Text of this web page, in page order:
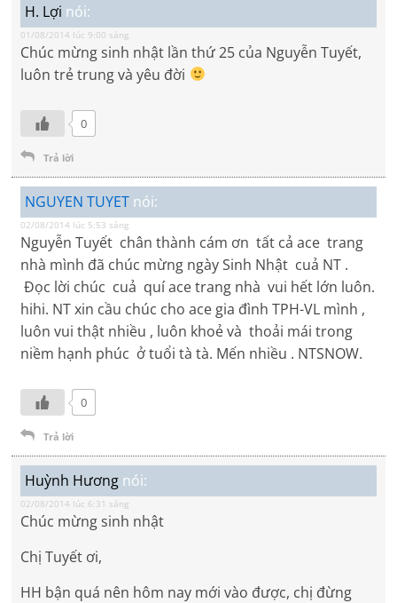
H. Lợi nói:
01/08/2014 lúc 9:00 sáng
Chúc mừng sinh nhật lần thứ 25 của Nguyễn Tuyết,
luôn trẻ trung và yêu đời
0
Trả lời
NGUYEN TUYET nói:
02/08/2014 lúc 5:53 sáng
Nguyễn Tuyết chân thành cám ơn tất cả ace trang
nhà mình đã chúc mừng ngày Sinh Nhật cuả NT .
Đọc lời chúc cuả quí ace trang nhà vui hết lớn luôn.
hihi. NT xin cầu chúc cho ace gia đình TPH-VL mình ,
luôn vui thật nhiều , luôn khoẻ và thoải mái trong
niềm hạnh phúc ở tuổi tà tà. Mến nhiều . NTSNOW.
0
Trả lời
Huỳnh Hương nói:
02/08/2014 lúc 6:31 sáng
Chúc mừng sinh nhật
Chị Tuyết ơi,
HH bận quá nên hôm nay mới vào được, chị đừng